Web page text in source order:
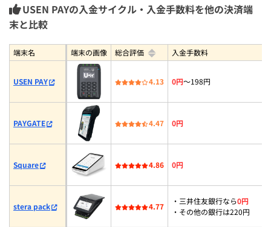
USEN PAYの入金サイクル・入金手数料を他の決済端
末と比較
端末名 端末の画像 総合評価 入金手数料
USEN PAY 4.13 0円〜198円
PAYGATE 4.47 0円
Square 4.86 0円
stera pack 4.77
・三井住友銀行なら0円
・その他の銀行は220円